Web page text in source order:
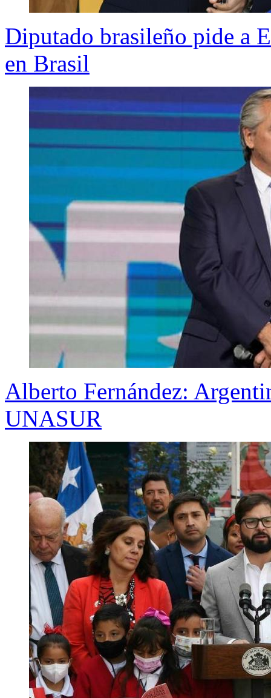
Diputado brasileño pide a
en Brasil
Alberto Fernández:
UNASUR